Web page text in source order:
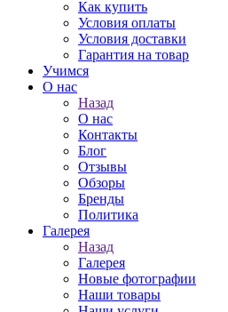
Как купить
Условия оплаты
Условия доставки
Гарантия на товар
Учимся
О нас
Назад
О нас
Контакты
Блог
Отзывы
Обзоры
Бренды
Политика
Галерея
Назад
Галерея
Новые фотографии
Наши товары